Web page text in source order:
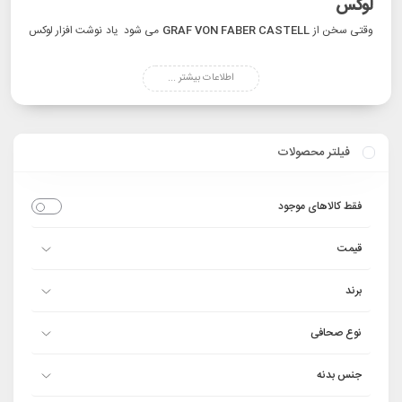
فیلتر محصولات
فقط کالاهای موجود
قیمت
برند
نوع صحافی
جنس بدنه
لوکس
وقتی سخن ازGRAF VON FABER CASTELL می شود یاد نوشت‌ افزار لوکس
این برند آلمانی، که بخشی از خانواده بزرگ فابرکاستل است، با تکیه بر میراثی غنی
و تعهد به کمال، محصولاتی خلق می‌ کند که فراتر از ابزار نوشتن، به آثار هنری تبدیل
اطلاعات بیشتر ...